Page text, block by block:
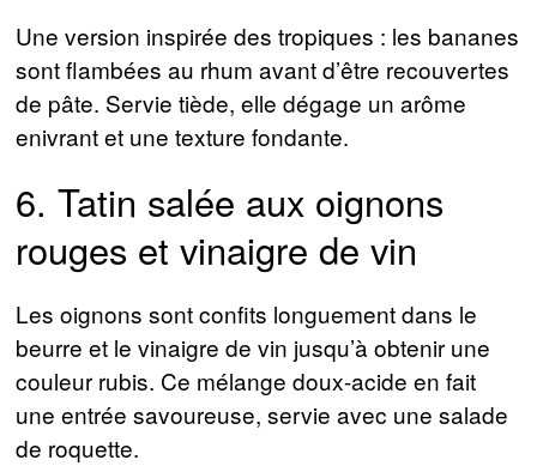
Une version inspirée des tropiques : les bananes
sont flambées au rhum avant d’être recouvertes
de pâte. Servie tiède, elle dégage un arôme
enivrant et une texture fondante.
6. Tatin salée aux oignons
rouges et vinaigre de vin
Les oignons sont confits longuement dans le
beurre et le vinaigre de vin jusqu’à obtenir une
couleur rubis. Ce mélange doux-acide en fait
une entrée savoureuse, servie avec une salade
de roquette.